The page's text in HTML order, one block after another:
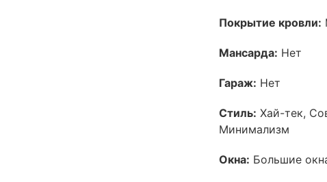
Покрытие кровли:
Мансарда: Нет
Гараж: Нет
Стиль: Хай-тек,
Минимализм
Окна: Большие